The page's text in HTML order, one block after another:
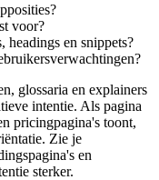
voor?
headings en snippets?
glossaria en explainers
intentie. Als pagina
pricingpagina's toont,
Zie je
en
sterker.